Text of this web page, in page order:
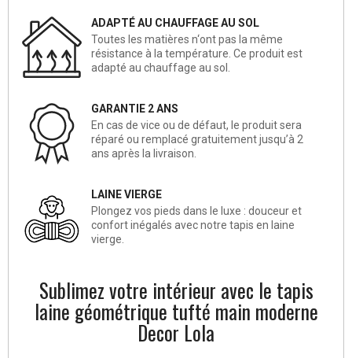
ADAPTÉ AU CHAUFFAGE AU SOL
Toutes les matières n‘ont pas la même
résistance à la température. Ce produit est
adapté au chauffage au sol.
GARANTIE 2 ANS
En cas de vice ou de défaut, le produit sera
réparé ou remplacé gratuitement jusqu’à 2
ans après la livraison.
LAINE VIERGE
Plongez vos pieds dans le luxe : douceur et
confort inégalés avec notre tapis en laine
vierge.
Sublimez votre intérieur avec le tapis
laine géométrique tufté main moderne
Decor Lola